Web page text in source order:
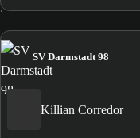
SV Darmstadt 98
Killian Corredor